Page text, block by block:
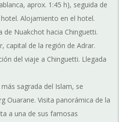
aprox. 1:45 h), seguida de
Alojamiento en el hotel.
de Nuakchot hacia Chinguetti.
capital de la región de Adrar.
del viaje a Chinguetti. Llegada
sagrada del Islam, se
Ouarane. Visita panorámica de la
a una de sus famosas